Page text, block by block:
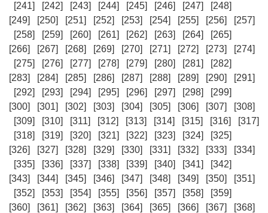
[241]
[242] [243] [244] [245] [246] [247]
[248]
[249]
[250] [251] [252] [253] [254] [255] [256]
[257]
[258]
[259] [260] [261] [262] [263] [264]
[265]
[266]
[267] [268] [269] [270] [271] [272] [273]
[274]
[275]
[276] [277] [278] [279] [280] [281]
[282]
[283]
[284] [285] [286] [287] [288] [289] [290]
[291]
[292]
[293] [294] [295] [296] [297] [298]
[299]
[300]
[301] [302] [303] [304] [305] [306] [307]
[308]
[309]
[310] [311] [312] [313] [314] [315] [316]
[317]
[318]
[319] [320] [321] [322] [323] [324]
[325]
[326]
[327] [328] [329] [330] [331] [332] [333]
[334]
[335]
[336] [337] [338] [339] [340] [341]
[342]
[343]
[344] [345] [346] [347] [348] [349] [350]
[351]
[352]
[353] [354] [355] [356] [357] [358]
[359]
[360]
[361] [362] [363] [364] [365] [366] [367]
[368]